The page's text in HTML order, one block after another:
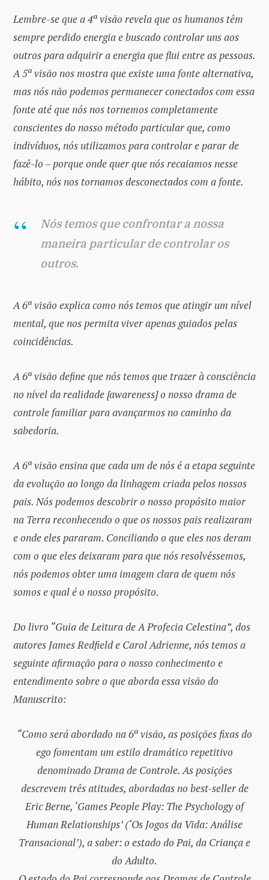
Lembre-se que a 4ª visão revela que os humanos têm
sempre perdido energia e buscado controlar uns aos
outros para adquirir a energia que flui entre as pessoas.
A 5ª visão nos mostra que existe uma fonte alternativa,
mas nós não podemos permanecer conectados com essa
fonte até que nós nos tornemos completamente
conscientes do nosso método particular que, como
indivíduos, nós utilizamos para controlar e parar de
fazê-lo – porque onde quer que nós recaiamos nesse
hábito, nós nos tornamos desconectados com a fonte.
Nós temos que confrontar a nossa
maneira particular de controlar os
outros.
A 6ª visão explica como nós temos que atingir um nível
mental, que nos permita viver apenas guiados pelas
coincidências.
A 6ª visão define que nós temos que trazer à consciência
no nível da realidade [awareness] o nosso drama de
controle familiar para avançarmos no caminho da
sabedoria.
A 6ª visão ensina que cada um de nós é a etapa seguinte
da evolução ao longo da linhagem criada pelos nossos
pais. Nós podemos descobrir o nosso propósito maior
na Terra reconhecendo o que os nossos pais realizaram
e onde eles pararam. Conciliando o que eles nos deram
com o que eles deixaram para que nós resolvêssemos,
nós podemos obter uma imagem clara de quem nós
somos e qual é o nosso propósito.
Do livro “Guia de Leitura de A Profecia Celestina”, dos
autores James Redfield e Carol Adrienne, nós temos a
seguinte afirmação para o nosso conhecimento e
entendimento sobre o que aborda essa visão do
Manuscrito:
“Como será abordado na 6ª visão, as posições fixas do
ego fomentam um estilo dramático repetitivo
denominado Drama de Controle. As posições
descrevem três atitudes, abordadas no best-seller de
Eric Berne, ‘Games People Play: The Psychology of
Human Relationships’ (‘Os Jogos da Vida: Análise
Transacional’), a saber: o estado do Pai, da Criança e
do Adulto.